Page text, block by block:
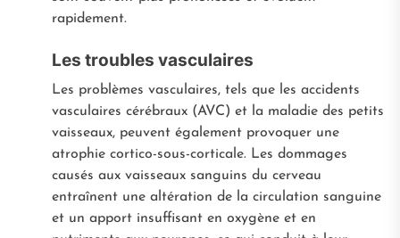
rapidement.
Les troubles vasculaires
Les problèmes vasculaires, tels que les accidents
vasculaires cérébraux (AVC) et la maladie des petits
vaisseaux, peuvent également provoquer une
atrophie cortico-sous-corticale. Les dommages
causés aux vaisseaux sanguins du cerveau
entraînent une altération de la circulation sanguine
et un apport insuffisant en oxygène et en